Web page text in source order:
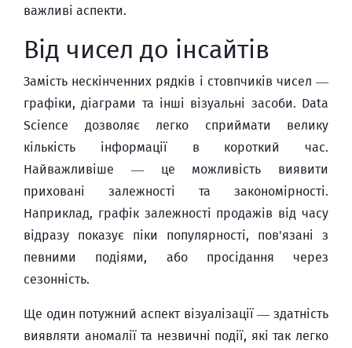
важливі аспекти.
Від чисел до інсайтів
Замість нескінченних рядків і стовпчиків чисел —
графіки, діаграми та інші візуальні засоби. Data
Science дозволяє легко сприймати велику
кількість інформації в короткий час.
Найважливіше — це можливість виявити
приховані залежності та закономірності.
Наприклад, графік залежності продажів від часу
відразу показує піки популярності, пов'язані з
певними подіями, або просідання через
сезонність.
Ще один потужний аспект візуалізації — здатність
виявляти аномалії та незвичні події, які так легко